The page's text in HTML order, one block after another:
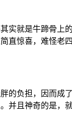
实就是牛蹄骨
直惊喜，难怪
的负担，因而成
并且神奇的是